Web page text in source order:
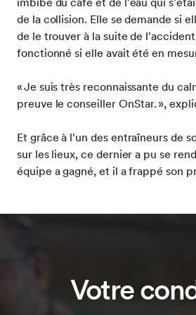
de la collision. Elle se demande si
de le trouver à la suite de
fonctionné si elle avait été en
« Je suis très reconnaissante du
preuve le conseiller OnStar. »,
Et grâce à l'un des entraîneurs de
sur les lieux, ce dernier a pu se
équipe a gagné, et il a frappé son
Votre